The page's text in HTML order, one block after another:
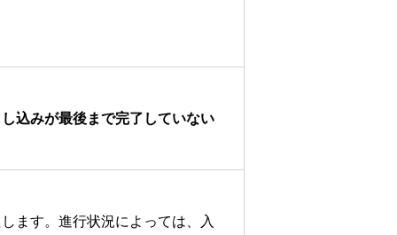
込みが最後まで完了していない
ます。進行状況によっては、入